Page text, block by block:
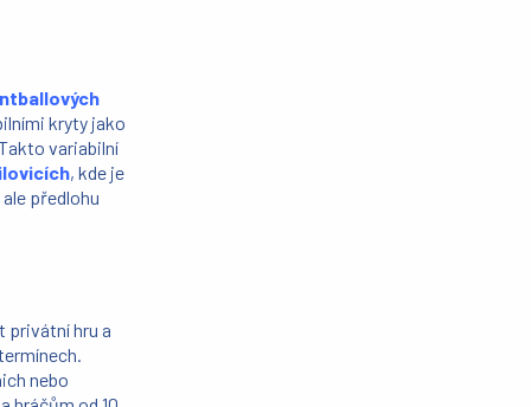
kryty jako
variabilní
, kde je
předlohu
privátní hru a
nebo